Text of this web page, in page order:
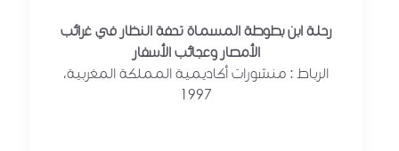
رحلة ابن بطوطة المسماة تحفة النظار في غرائب
الأمصار وعجائب الأسفار
الرباط : منشورات أكاديمية المملكة المغربية،
1997